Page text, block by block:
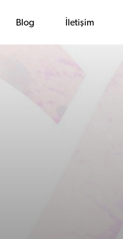
Blog İletişim